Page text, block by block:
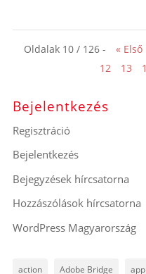
Oldalak 10 / 126 - « Első
12
13
Bejelentkezés
Regisztráció
Bejelentkezés
Bejegyzések hírcsatorna
Hozzászólások hírcsatorna
WordPress Magyarország
action Adobe Bridge